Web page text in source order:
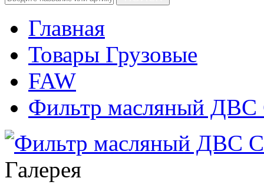
Главная
Товары Грузовые
FAW
Фильтр масляный ДВС
Галерея